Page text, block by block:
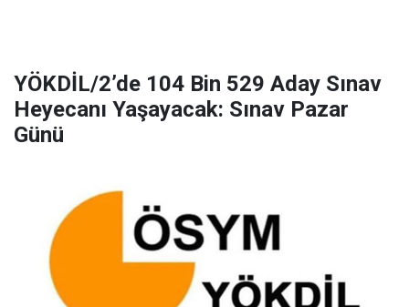
YÖKDİL/2’de 104 Bin 529 Aday Sınav
Heyecanı Yaşayacak: Sınav Pazar
Günü